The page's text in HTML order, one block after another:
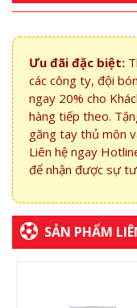
Ưu đãi đặc biệt:
các công ty, đội
ngay 20% cho
hàng tiếp theo.
găng tay thủ môn
Liên hệ ngay
để nhận được sự
SẢN PHẨM